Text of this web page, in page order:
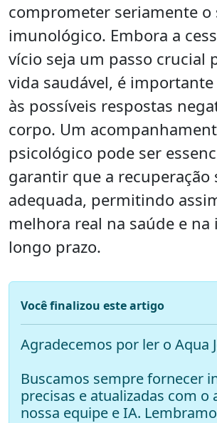
comprometer seriamente o
imunológico. Embora a
vício seja um passo crucial
vida saudável, é
às possíveis respostas
corpo. Um
psicológico pode ser
garantir que a recuperação
adequada, permitindo
melhora real na saúde e
longo prazo.
Você finalizou este artigo
Agradecemos por ler o Aqua
Buscamos sempre fornecer
precisas e atualizadas com o
nossa equipe e IA.